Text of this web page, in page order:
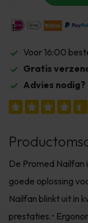
Voor 16:00
Gratis
Advies nodig?
De Promed Nailfan
goede oplossing
Nailfan blinkt uit in
prestaties.•